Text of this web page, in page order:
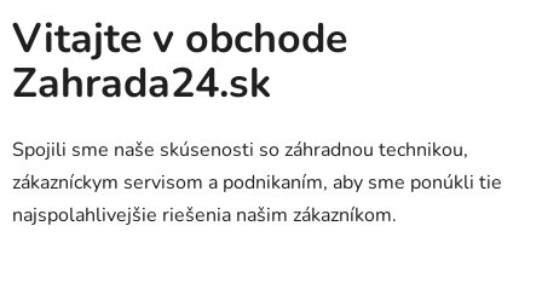
Vitajte v obchode
Zahrada24.sk
Spojili sme naše skúsenosti so záhradnou technikou,
zákazníckym servisom a podnikaním, aby sme ponúkli tie
najspolahlivejšie riešenia našim zákazníkom.